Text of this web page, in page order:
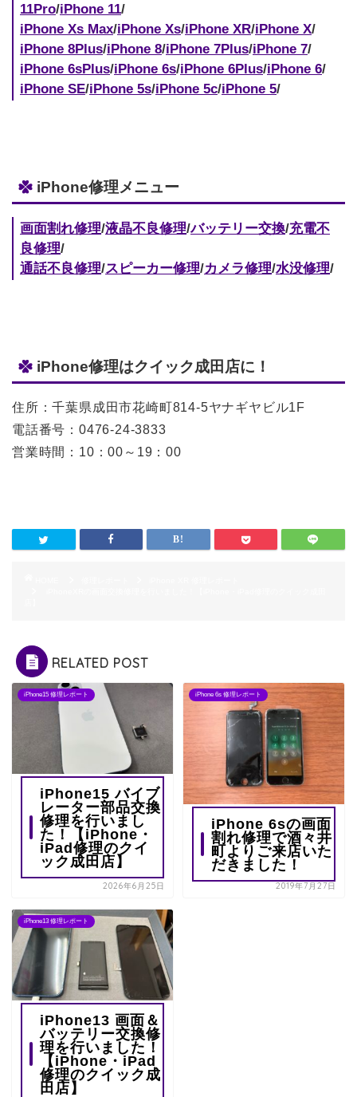
11Pro/iPhone 11/
iPhone Xs Max/iPhone Xs/iPhone XR/iPhone X/
iPhone 8Plus/iPhone 8/iPhone 7Plus/iPhone 7/
iPhone 6sPlus/iPhone 6s/iPhone 6Plus/iPhone 6/
iPhone SE/iPhone 5s/iPhone 5c/iPhone 5/
iPhone修理メニュー
画面割れ修理/液晶不良修理/バッテリー交換/充電不
良修理/
通話不良修理/スピーカー修理/カメラ修理/水没修理/
iPhone修理はクイック成田店に！
住所：千葉県成田市花崎町814-5ヤナギヤビル1F
電話番号：0476-24-3833
営業時間：10：00～19：00
RELATED POST
iPhone15 修理レポート
iPhone15 バイブ
レーター部品交換
修理を行いまし
た！【iPhone・
iPad修理のクイ
ック成田店】
2026年6月25日
iPhone 6s 修理レポート
iPhone 6sの画面
割れ修理で酒々井
町よりご来店いた
だきました！
2019年7月27日
iPhone13 修理レポート
iPhone13 画面＆
バッテリー交換修
理を行いました！
【iPhone・iPad
修理のクイック成
田店】